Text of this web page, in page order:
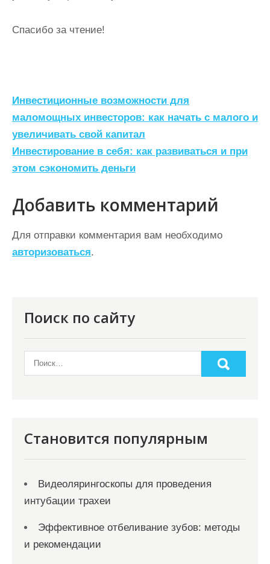
Спасибо за чтение!
Н
а
в
и
а
ц
и
я
м
Инвестиционные возможности для
маломощных инвесторов: как начать с малого и
увеличивать свой капитал
Инвестирование в себя: как развиваться и при
этом сэкономить деньги
Добавить комментарий
Для отправки комментария вам необходимо
авторизоваться.
Поиск по сайту
Становится популярным
Видеолярингоскопы для проведения
интубации трахеи
Эффективное отбеливание зубов: методы
и рекомендации